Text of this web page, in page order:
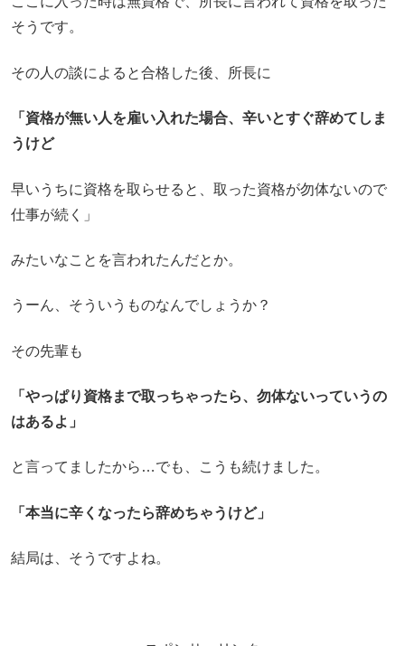
そうです。
その人の談によると合格した後、所長に
「資格が無い人を雇い入れた場合、辛いとすぐ辞めてしま
うけど
早いうちに資格を取らせると、取った資格が勿体ないので
仕事が続く」
みたいなことを言われたんだとか。
うーん、そういうものなんでしょうか？
その先輩も
「やっぱり資格まで取っちゃったら、勿体ないっていうの
はあるよ」
と言ってましたから…でも、こうも続けました。
「本当に辛くなったら辞めちゃうけど」
結局は、そうですよね。